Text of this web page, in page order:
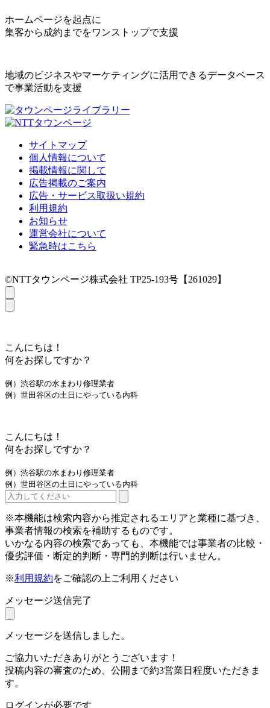
ホームページを起点に
集客から成約までをワンストップで支援
地域のビジネスやマーケティングに活用できるデータベース
で事業活動を支援
サイトマップ
個人情報について
掲載情報に関して
広告掲載のご案内
広告・サービス取扱い規約
利用規約
お知らせ
運営会社について
緊急時はこちら
©NTTタウンページ株式会社 TP25-193号【261029】
こんにちは！
何をお探しですか？
例）渋谷駅の水まわり修理業者
例）世田谷区の土日にやっている内科
こんにちは！
何をお探しですか？
例）渋谷駅の水まわり修理業者
例）世田谷区の土日にやっている内科
※本機能は検索内容から推定されるエリアと業種に基づき、
事業者情報の検索を補助するものです。
いかなる内容の検索であっても、本機能では事業者の比較・
優劣評価・断定的判断・専門的判断は行いません。
※利用規約をご確認の上ご利用ください
メッセージ送信完了
メッセージを送信しました。
ご協力いただきありがとうございます！
投稿内容の審査のため、公開まで約3営業日程度いただきま
す。
ログインが必要です